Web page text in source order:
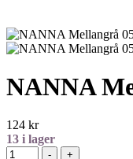
NANNA
124 kr
13 i lager
Antal
-
+